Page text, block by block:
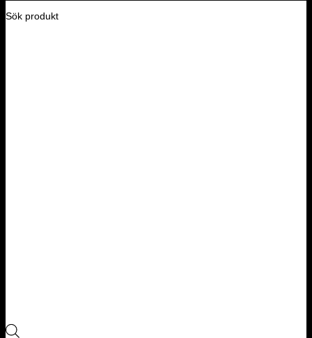
Sök produkt